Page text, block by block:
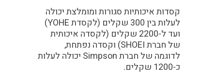
קסדות איכותיות סגורות ומומלצת יכולה
לעלות בין 300 שקלים (לקסדת YOHE)
ועד ל-2200 שקלים (לקסדה איכותית
של חברת SHOEI) וקסדה נפתחת,
לדוגמה של חברת Simpson יכולה לעלות
כ-1200 שקלים.